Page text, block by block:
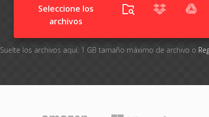
Seleccione los
archivos
Suelte los archivos aquí. 1 GB tamaño máximo de archivo o